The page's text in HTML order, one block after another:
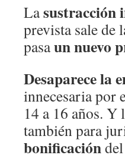
Lasustracción
prevista sale
pasaun nuevo
Desaparece la
innecesaria por
14 a 16 años.
también para
bonificación